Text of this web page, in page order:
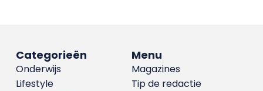
Menu
Magazines
Tip de redactie
Categorieën
Onderwijs
Lifestyle